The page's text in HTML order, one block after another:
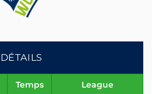
DÉTAILS
Temps League